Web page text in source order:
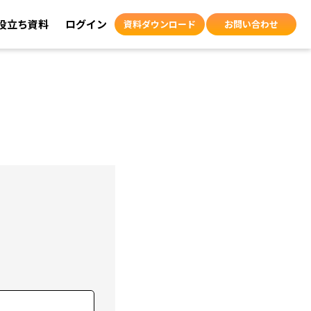
よくあるご質問
立ち資料 ログイン 資料ダウンロード お問い合わせ